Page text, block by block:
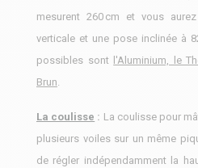
mesurent 260 cm et vous
verticale et une pose inclinée à
possibles sont
l'Aluminium, le
Brun.
La coulisse : La coulisse pour
plusieurs voiles sur un même
de régler indépendamment la